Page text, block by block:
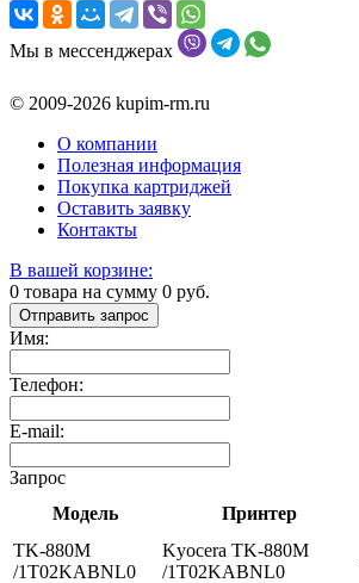
Мы в мессенджерах
© 2009-2026 kupim-rm.ru
О компании
Полезная информация
Покупка картриджей
Оставить заявку
Контакты
В вашей корзине:
0 товара на сумму 0 руб.
Отправить запрос
Имя:
Телефон:
E-mail:
Запрос
Модель
Принтер
TK-880M
/1T02KABNL0
Kyocera TK-880M
/1T02KABNL0